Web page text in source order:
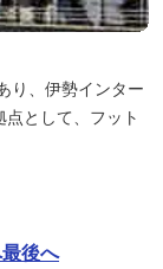
り、伊勢インター
として、フット
最後へ